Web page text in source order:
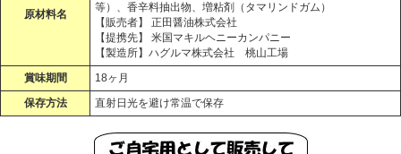
原材料名
等）、香辛料抽出物、増粘剤（タマリンドガム）
【販売者】 正田醤油株式会社
【提携先】 米国マキルヘニーカンパニー
【製造所】ハグルマ株式会社 桃山工場
賞味期間
18ヶ月
保存方法
直射日光を避け常温で保存